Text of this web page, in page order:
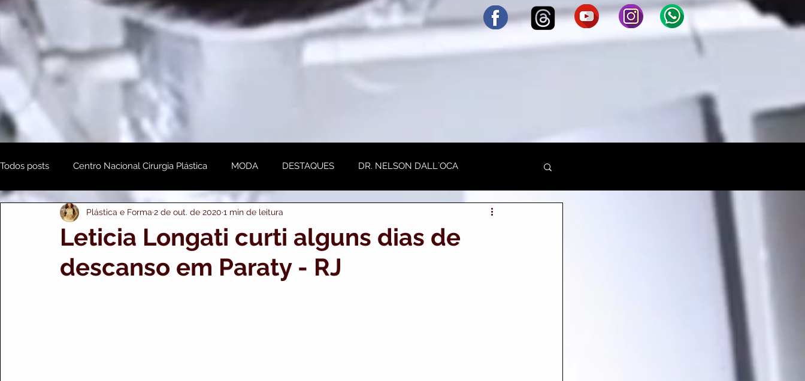
Todos posts Centro Nacional Cirurgia Plástica MODA DESTAQUES DR. NELSON DALL`OCA
Estética & Beleza MENTE e CORPO Odonto NUTRIÇÃO
Plástica e Forma Empresarial PRIME IMPORTS Autoestima & Motivação
Leticia Longati curti alguns dias de
descanso em Paraty - RJ
Plástica e Forma 2 de out. de 2020 1 min de leitura